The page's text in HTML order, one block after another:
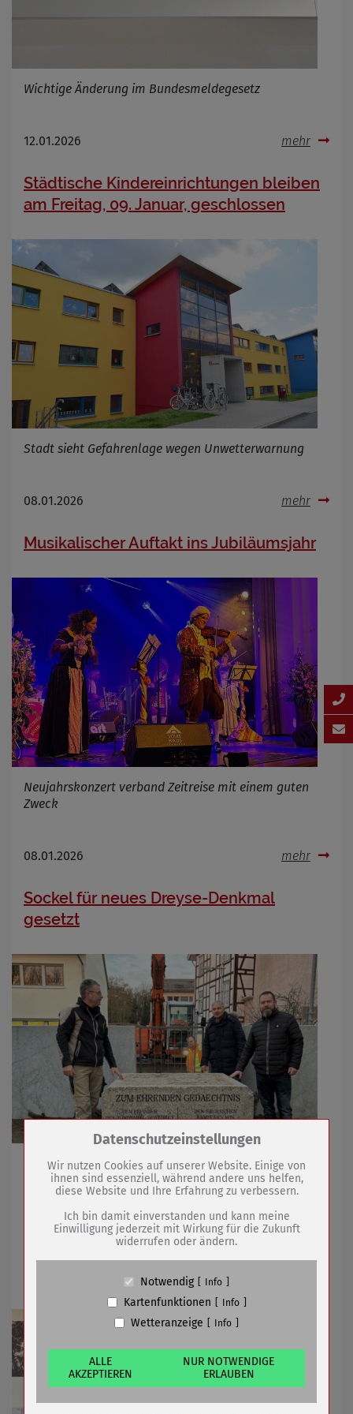
Wichtige Änderung im Bundesmeldegesetz
12.01.2026 mehr
Städtische Kindereinrichtungen bleiben
am Freitag, 09. Januar, geschlossen
Stadt sieht Gefahrenlage wegen Unwetterwarnung
08.01.2026 mehr
Musikalischer Auftakt ins Jubiläumsjahr
Neujahrskonzert verband Zeitreise mit einem guten
Zweck
08.01.2026 mehr
Sockel für neues Dreyse-Denkmal
gesetzt
Zwei Vereine starteten Spendenaktion für
Neuausführung
29.12.2025 mehr
Zuwachs für Museums-Fundus
Zum Betrieb der Seite notwendige Cookies /
Name
PHP Session Cookie
Anbieter
Eigentümer dieser Website (Wenko-
Wenselaar GmbH & Co. KG)
Absicherung Kontaktformular / SPAM
Cookiespeicherung Entscheidungscookie
Anbieter
Eigentümer dieser Website (Wenko-
Wenselaar GmbH & Co. KG)
Zweck
Speichert die Einstellungen der Besucher
bezüglich der Speicherung von Cookies.
Cookie Name
dywc
Datenschutzeinstellungen
Wir nutzen Cookies auf unserer Website. Einige von
ihnen sind essenziell, während andere uns helfen,
diese Website und Ihre Erfahrung zu verbessern.
Ich bin damit einverstanden und kann meine
Einwilligung jederzeit mit Wirkung für die Zukunft
widerrufen oder ändern.
Notwendig Info
Kartenfunktionen Info
Wetteranzeige Info
ALLE
AKZEPTIEREN
NUR NOTWENDIGE
ERLAUBEN